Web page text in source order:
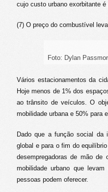
cujo custo urbano exorbitante
(7) O preço do combustível
Foto: Dylan
Vários estacionamentos da
Hoje menos de 1% dos
ao trânsito de veículos. O
mobilidade urbana e 50% para
Dado que a função social da
global e para o fim do
desempregadoras de mão
mobilidade urbano que
pessoas podem oferecer.